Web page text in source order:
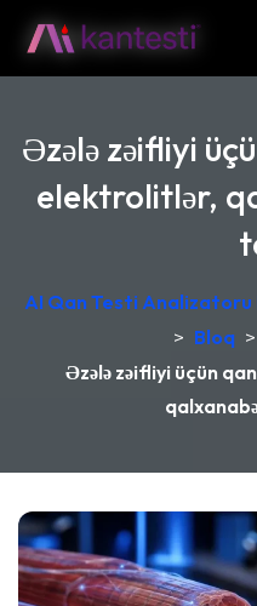
Əzələ zəifliyi
elektrolitlər,
AI Qan Testi Analizatoru
> Bloq >
Əzələ zəifliyi üçün